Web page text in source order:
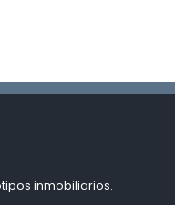
inmobiliarios.